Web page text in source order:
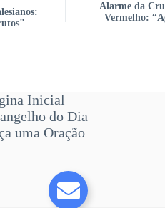
Alarme da
Vermelho:
Inicial
do Dia
uma Oração